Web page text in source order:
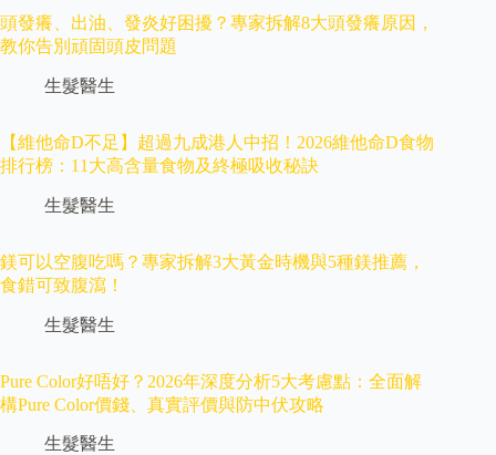
頭發癢、出油、發炎好困擾？專家拆解8大頭發癢原因，
教你告別頑固頭皮問題
生髮醫生
【維他命D不足】超過九成港人中招！2026維他命D食物
排行榜：11大高含量食物及終極吸收秘訣
生髮醫生
鎂可以空腹吃嗎？專家拆解3大黃金時機與5種鎂推薦，
食錯可致腹瀉！
生髮醫生
Pure Color好唔好？2026年深度分析5大考慮點：全面解
構Pure Color價錢、真實評價與防中伏攻略
生髮醫生